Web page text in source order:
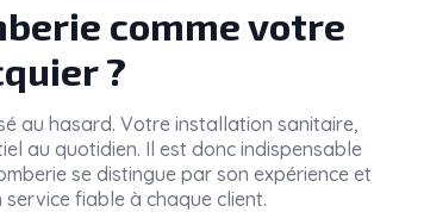
comme votre
?
au hasard. Votre installation sanitaire,
au quotidien. Il est donc indispensable
se distingue par son expérience et
fiable à chaque client.